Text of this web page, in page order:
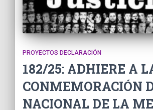
PROYECTOS DECLARACIÓN
182/25: ADHIERE A
CONMEMORACIÓN
NACIONAL DE LA